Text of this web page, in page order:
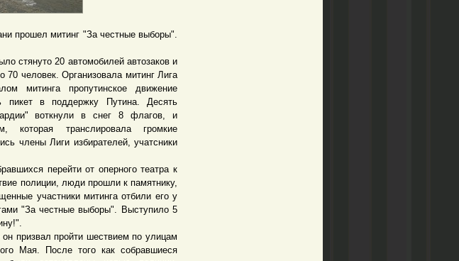
прошел митинг "За честные выборы".
20 автомобилей автозаков и
70 человек. Организовала митинг Лига
митинга пропутинское движение
пикет в поддержку Путина. Десять
воткнули в снег 8 флагов, и
которая транслировала громкие
члены Лиги избирателей, учатсники
перейти от оперного театра к
полиции, люди прошли к памятнику,
участники митинга отбили его у
"За честные выборы". Выступило 5
призвал пройти шествием по улицам
Мая. После того как собравшиеся